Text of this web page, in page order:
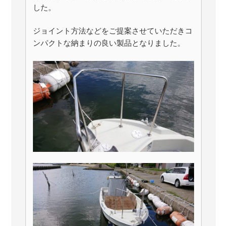
した。
ジョイント方法などをご提案させていただきコ
ンパクトな納まりの良い製品となりました。